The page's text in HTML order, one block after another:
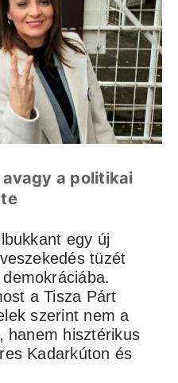
a politikai
egy új
tüzét
a Tisza Párt
szerint nem a
hanem hisztérikus
Kadarkúton és